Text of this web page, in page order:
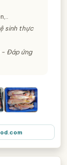
sinh thực
- Đáp ứng